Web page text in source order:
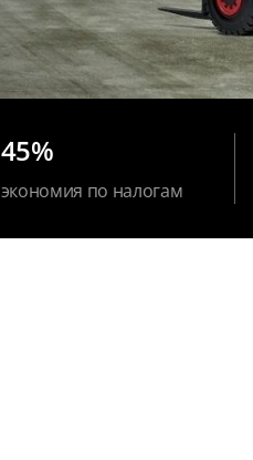
45%
экономия по налогам